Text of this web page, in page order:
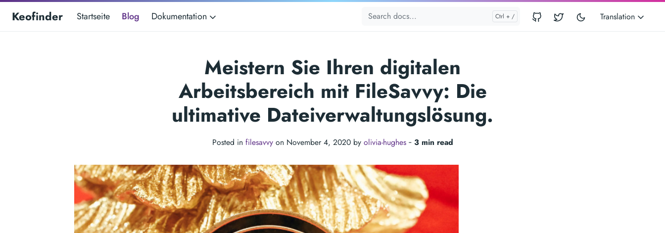
Keofinder Startseite Blog Dokumentation Translation
Meistern Sie Ihren digitalen
Arbeitsbereich mit FileSavvy: Die
ultimative Dateiverwaltungslösung.
Posted in filesavvyon November 4, 2020 by olivia-hughes‐ 3 min read